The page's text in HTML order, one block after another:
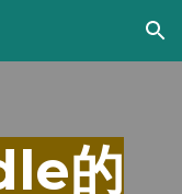
Skip to navigation
的